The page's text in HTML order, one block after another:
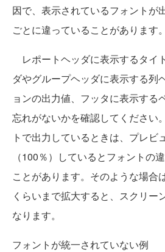
因で、表示されているフォントが
ごとに違っていることがあります。
レポートヘッダに表示するタイ
ダやグループヘッダに表示する列
ョンの出力値、フッタに表示する
忘れがないかを確認してください
トで出力しているときは、プレビ
（100％）しているとフォントの
ことがあります。そのような場合
くらいまで拡大すると、スクリー
なります。
フォントが統一されていない例